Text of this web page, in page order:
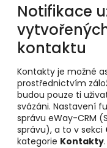
Notifikace
kontaktu
Kontakty je možné
prostřednictvím
budou pouze ti
svázáni. Nastavení
správu eWay-CRM
správu), a to v sekci
kategorie Kontakty.